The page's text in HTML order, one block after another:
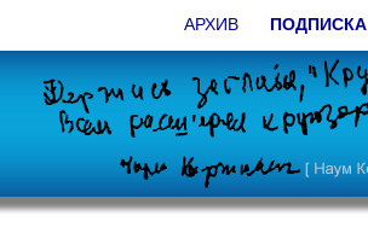
АРХИВ ПОДПИСКА